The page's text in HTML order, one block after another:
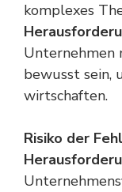
komplexes
Unternehmen
bewusst sein,
wirtschaften.
Risiko der